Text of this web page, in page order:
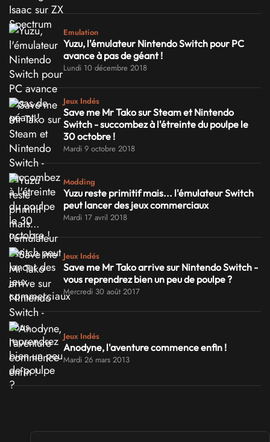
Emulation
Yuzu, l'émulateur Nintendo Switch pour PC
avance à pas de géant !
Lundi 10 décembre 2018
Jeux Indés
Save me Mr Tako sur Steam et Nintendo
Switch - succombez à l'étreinte du poulpe le
30 octobre !
Mardi 9 octobre 2018
Modding
Yuzu reste primitif mais... l'émulateur Switch
peut lancer des jeux commerciaux
Mardi 17 avril 2018
Jeux Indés
Save me Mr Tako arrive sur Nintendo Switch -
vous reprendrez bien un peu de poulpe ?
Mercredi 30 août 2017
Jeux Indés
Anodyne, l'aventure commence enfin !
Mardi 26 mars 2013